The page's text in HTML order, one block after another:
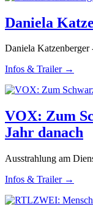
Daniela
Daniela
Infos & Trailer →
VOX: Zum
Jahr danach
Ausstrahlung am
Infos & Trailer →